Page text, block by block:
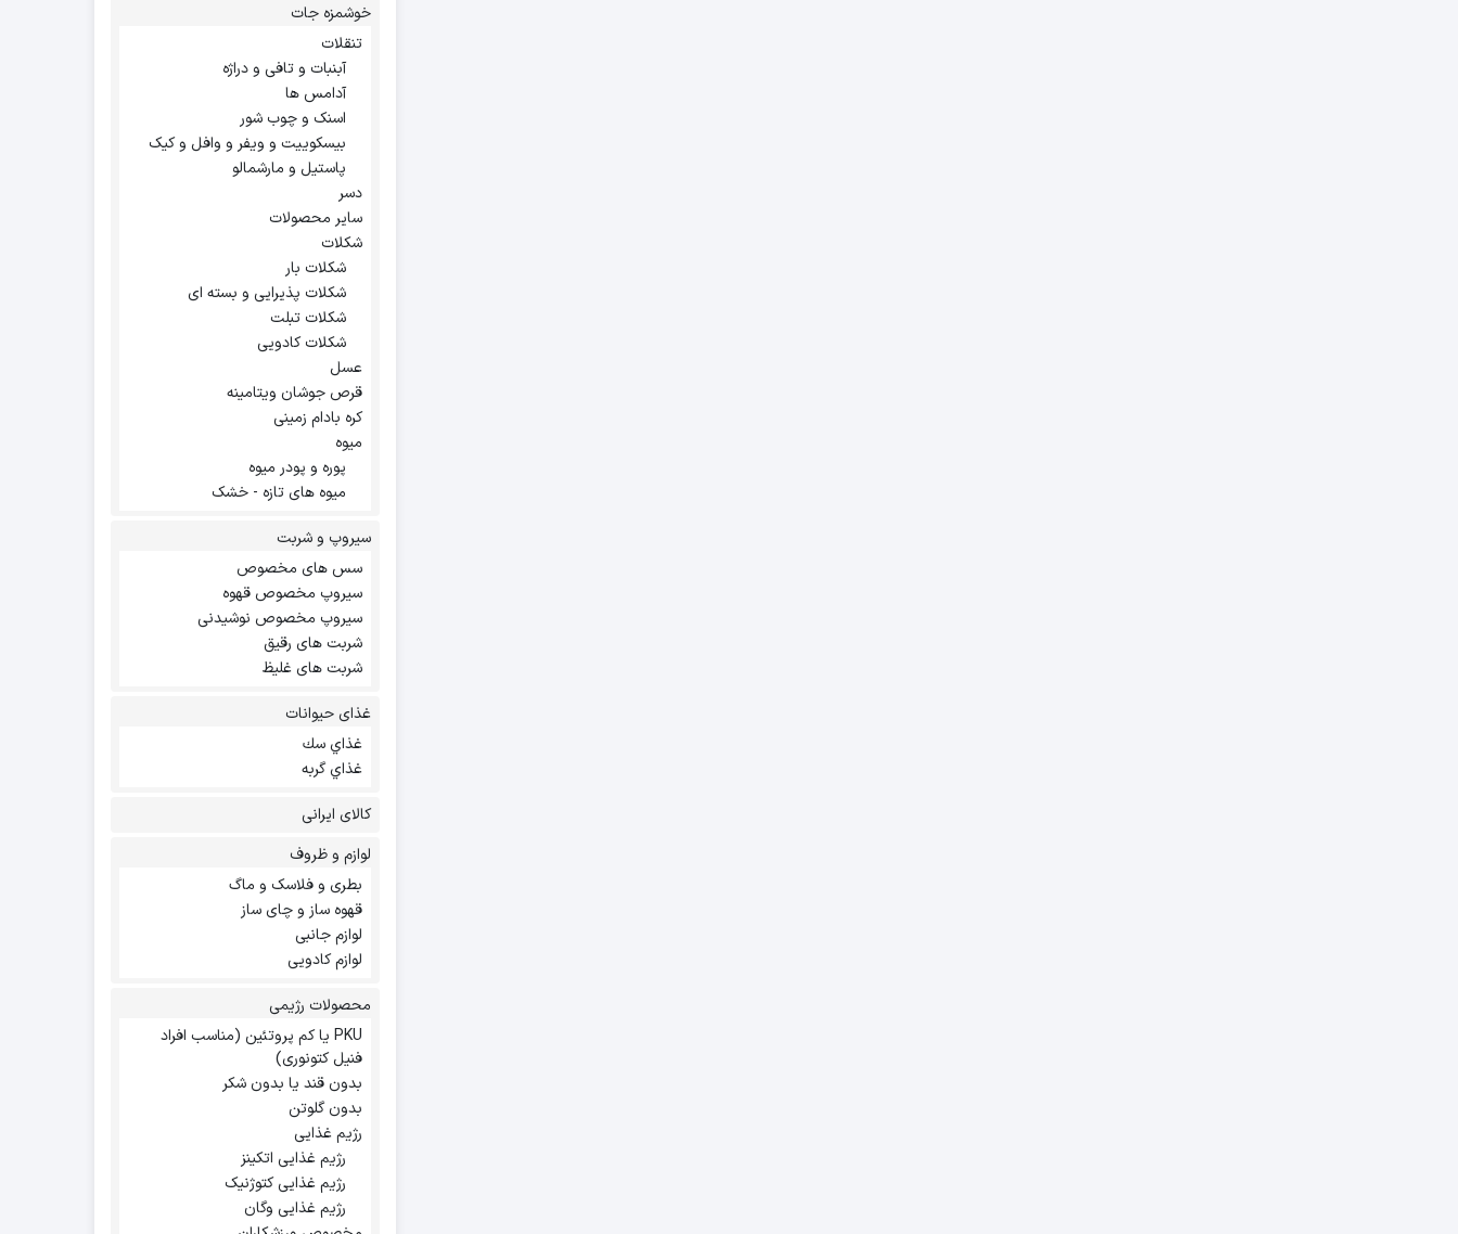
خوشمزه جات
تنقلات
آبنبات و تافی و دراژه
آدامس ها
اسنک و چوب شور
بیسکوییت و ویفر و وافل و کیک
پاستیل و مارشمالو
دسر
سایر محصولات
شکلات
شکلات بار
شکلات پذیرایی و بسته ای
شکلات تبلت
شکلات کادویی
عسل
قرص جوشان ویتامینه
کره بادام زمینی
میوه
پوره و پودر میوه
میوه های تازه - خشک
سیروپ و شربت
سس های مخصوص
سیروپ مخصوص قهوه
سیروپ مخصوص نوشیدنی
شربت های رقیق
شربت های غلیظ
غذای حیوانات
غذاي سك
غذاي گربه
کالای ایرانی
لوازم و ظروف
بطری و فلاسک و ماگ
قهوه ساز و چای ساز
لوازم جانبی
لوازم کادویی
محصولات رژیمی
PKU یا کم پروتئین (مناسب افراد
فنیل کتونوری)
بدون قند یا بدون شکر
بدون گلوتن
رژیم غذایی
رژیم غذایی اتکینز
رژیم غذایی کتوژنیک
رژیم غذایی وگان